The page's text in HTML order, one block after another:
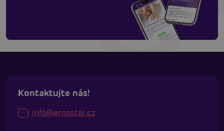
Kontaktujte nás!
info@erosstar.cz